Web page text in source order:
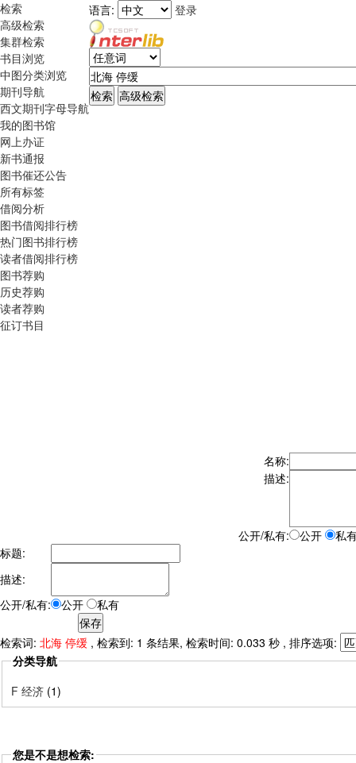
检索
高级检索
集群检索
书目浏览
中图分类浏览
期刊导航
西文期刊字母导航
我的图书馆
网上办证
新书通报
图书催还公告
所有标签
借阅分析
图书借阅排行榜
热门图书排行榜
读者借阅排行榜
图书荐购
历史荐购
读者荐购
征订书目
语言: 登录
名称:
描述:
公开/私有: 公开
私
标题:
描述:
公开/私有:
公开 私有
检索词: 北海 停缓 , 检索到: 1 条结果, 检索时间: 0.033 秒 , 排序选项:
分类导航
F 经济 (1)
您是不是想检索: